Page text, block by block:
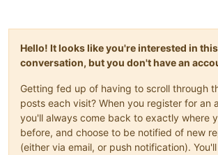
Hello! It looks like you're interested in this
conversation, but you don't have an
Getting fed up of having to scroll through
posts each visit? When you register for an
you'll always come back to exactly where
before, and choose to be notified of new
(either via email, or push notification).